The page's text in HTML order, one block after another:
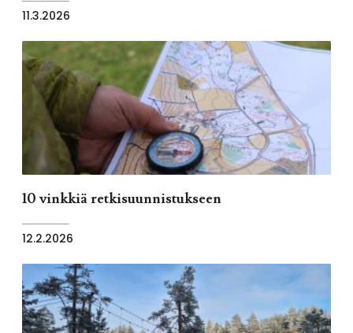
11.3.2026
10 vinkkiä retkisuunnistukseen
12.2.2026